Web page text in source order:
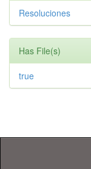
Resoluciones
Has File(s)
true